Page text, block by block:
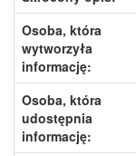
Osoba, która
wytworzyła
informację:
Osoba, która
udostępnia
informację: